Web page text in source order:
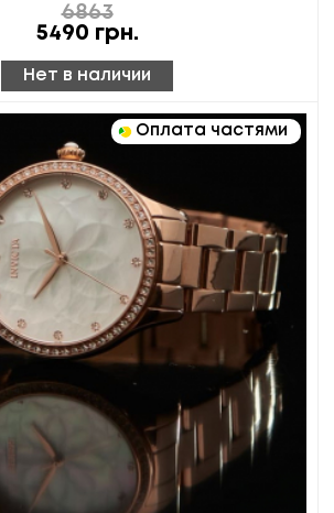
6863
5490 грн.
Нет в наличии
Оплата частями